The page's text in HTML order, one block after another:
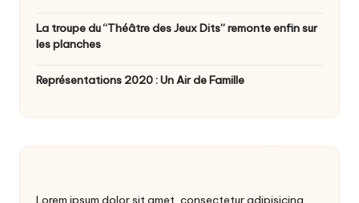
La troupe du “Théâtre des Jeux Dits” remonte enfin sur
les planches
Représentations 2020 : Un Air de Famille
Lorem ipsum dolor sit amet, consectetur adipisicing